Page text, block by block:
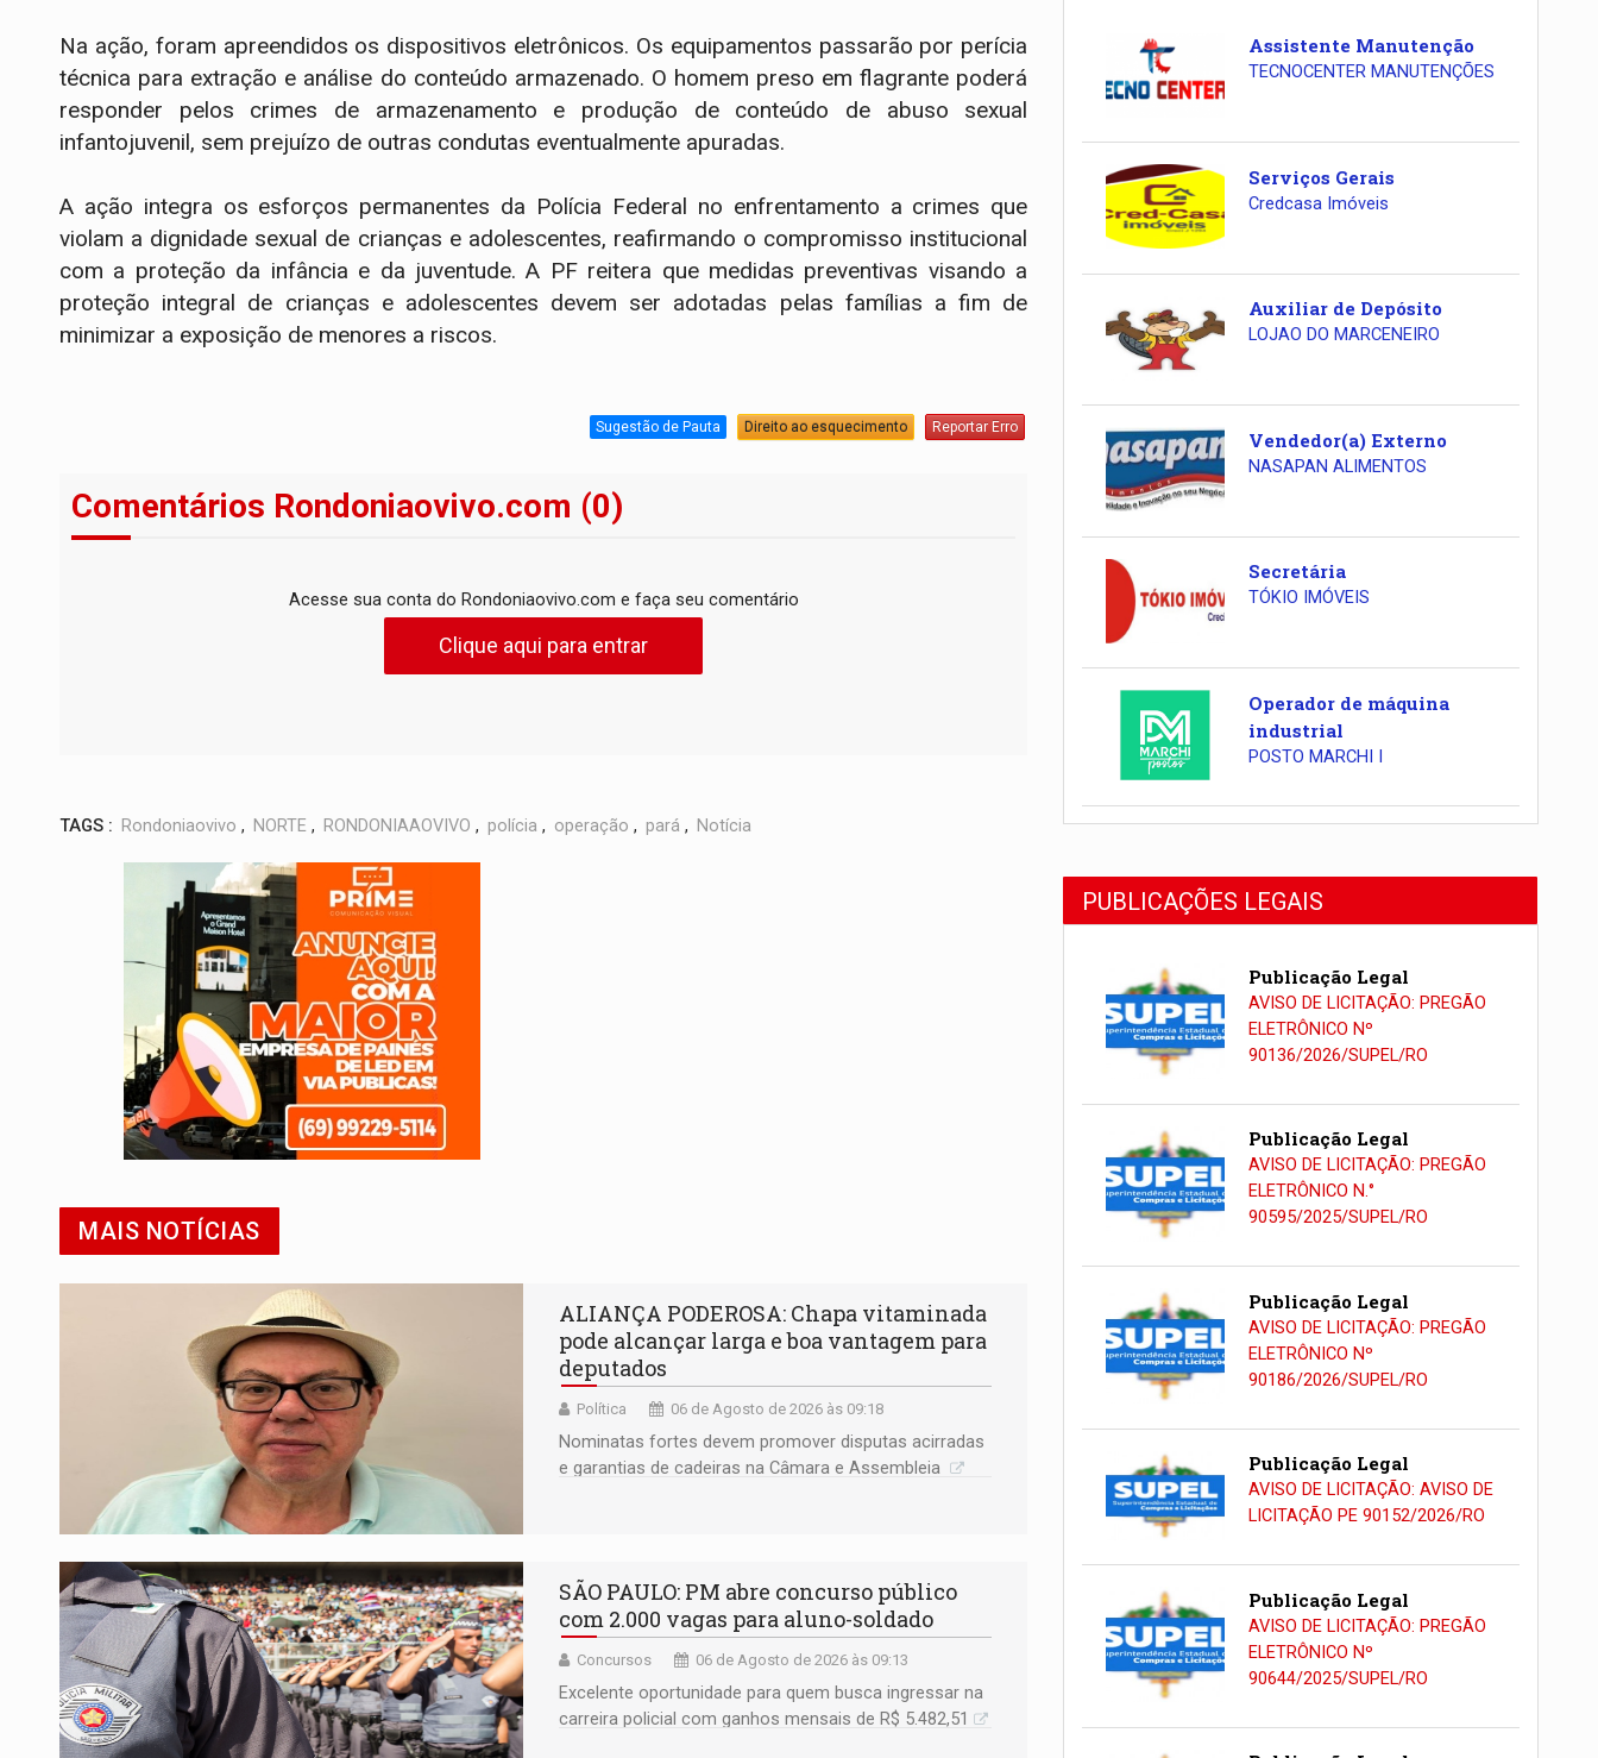
Na ação, foram apreendidos os dispositivos eletrônicos. Os equipamentos passarão por perícia
técnica para extração e análise do conteúdo armazenado. O homem preso em flagrante poderá
responder pelos crimes de armazenamento e produção de conteúdo de abuso sexual
infantojuvenil, sem prejuízo de outras condutas eventualmente apuradas.
A ação integra os esforços permanentes da Polícia Federal no enfrentamento a crimes que
violam a dignidade sexual de crianças e adolescentes, reafirmando o compromisso institucional
com a proteção da infância e da juventude. A PF reitera que medidas preventivas visando a
proteção integral de crianças e adolescentes devem ser adotadas pelas famílias a fim de
minimizar a exposição de menores a riscos.
Sugestão de Pauta Direito ao esquecimento Reportar Erro
Comentários Rondoniaovivo.com (0)
Acesse sua conta do Rondoniaovivo.com e faça seu comentário
Clique aqui para entrar
TAGS : Rondoniaovivo , NORTE , RONDONIAAOVIVO , polícia , operação , pará , Notícia
MAIS NOTÍCIAS
ALIANÇA PODEROSA: Chapa vitaminada
pode alcançar larga e boa vantagem para
deputados
Política 06 de Agosto de 2026 às 09:18
Nominatas fortes devem promover disputas acirradas
e garantias de cadeiras na Câmara e Assembleia
SÃO PAULO: PM abre concurso público
com 2.000 vagas para aluno-soldado
Concursos 06 de Agosto de 2026 às 09:13
Excelente oportunidade para quem busca ingressar na
carreira policial com ganhos mensais de R$ 5.482,51
Assistente Manutenção
TECNOCENTER MANUTENÇÕES
Serviços Gerais
Credcasa Imóveis
Auxiliar de Depósito
LOJAO DO MARCENEIRO
Vendedor(a) Externo
NASAPAN ALIMENTOS
Secretária
TÓKIO IMÓVEIS
Operador de máquina
industrial
POSTO MARCHI I
PUBLICAÇÕES LEGAIS
Publicação Legal
AVISO DE LICITAÇÃO: PREGÃO
ELETRÔNICO Nº
90136/2026/SUPEL/RO
Publicação Legal
AVISO DE LICITAÇÃO: PREGÃO
ELETRÔNICO N.°
90595/2025/SUPEL/RO
Publicação Legal
AVISO DE LICITAÇÃO: PREGÃO
ELETRÔNICO Nº
90186/2026/SUPEL/RO
Publicação Legal
AVISO DE LICITAÇÃO: AVISO DE
LICITAÇÃO PE 90152/2026/RO
Publicação Legal
AVISO DE LICITAÇÃO: PREGÃO
ELETRÔNICO Nº
90644/2025/SUPEL/RO